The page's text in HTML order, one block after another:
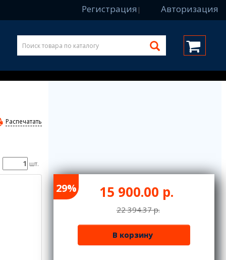
Регистрация | Авторизация
Распечатать
шт.
29% 15 900.00 р.
22 394.37 р.
В корзину